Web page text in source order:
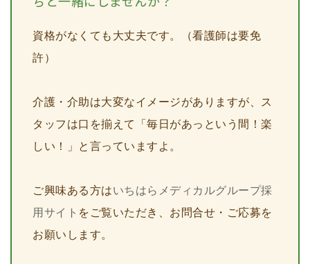
資格がなくても大丈夫です。（看護師は要免
許）
介護・介助は大変なイメージがありますが、ス
タッフは口を揃えて「毎日があっという間！楽
しい！」と言っていますよ。
ご興味ある方はいちはらメディカルグループ採
用サイト をご覧いただき、お問合せ・ご応募を
お願いします。